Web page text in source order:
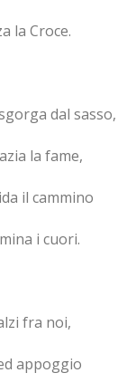
la Croce.
dal sasso,
la fame,
il cammino
i cuori.
fra noi,
appoggio